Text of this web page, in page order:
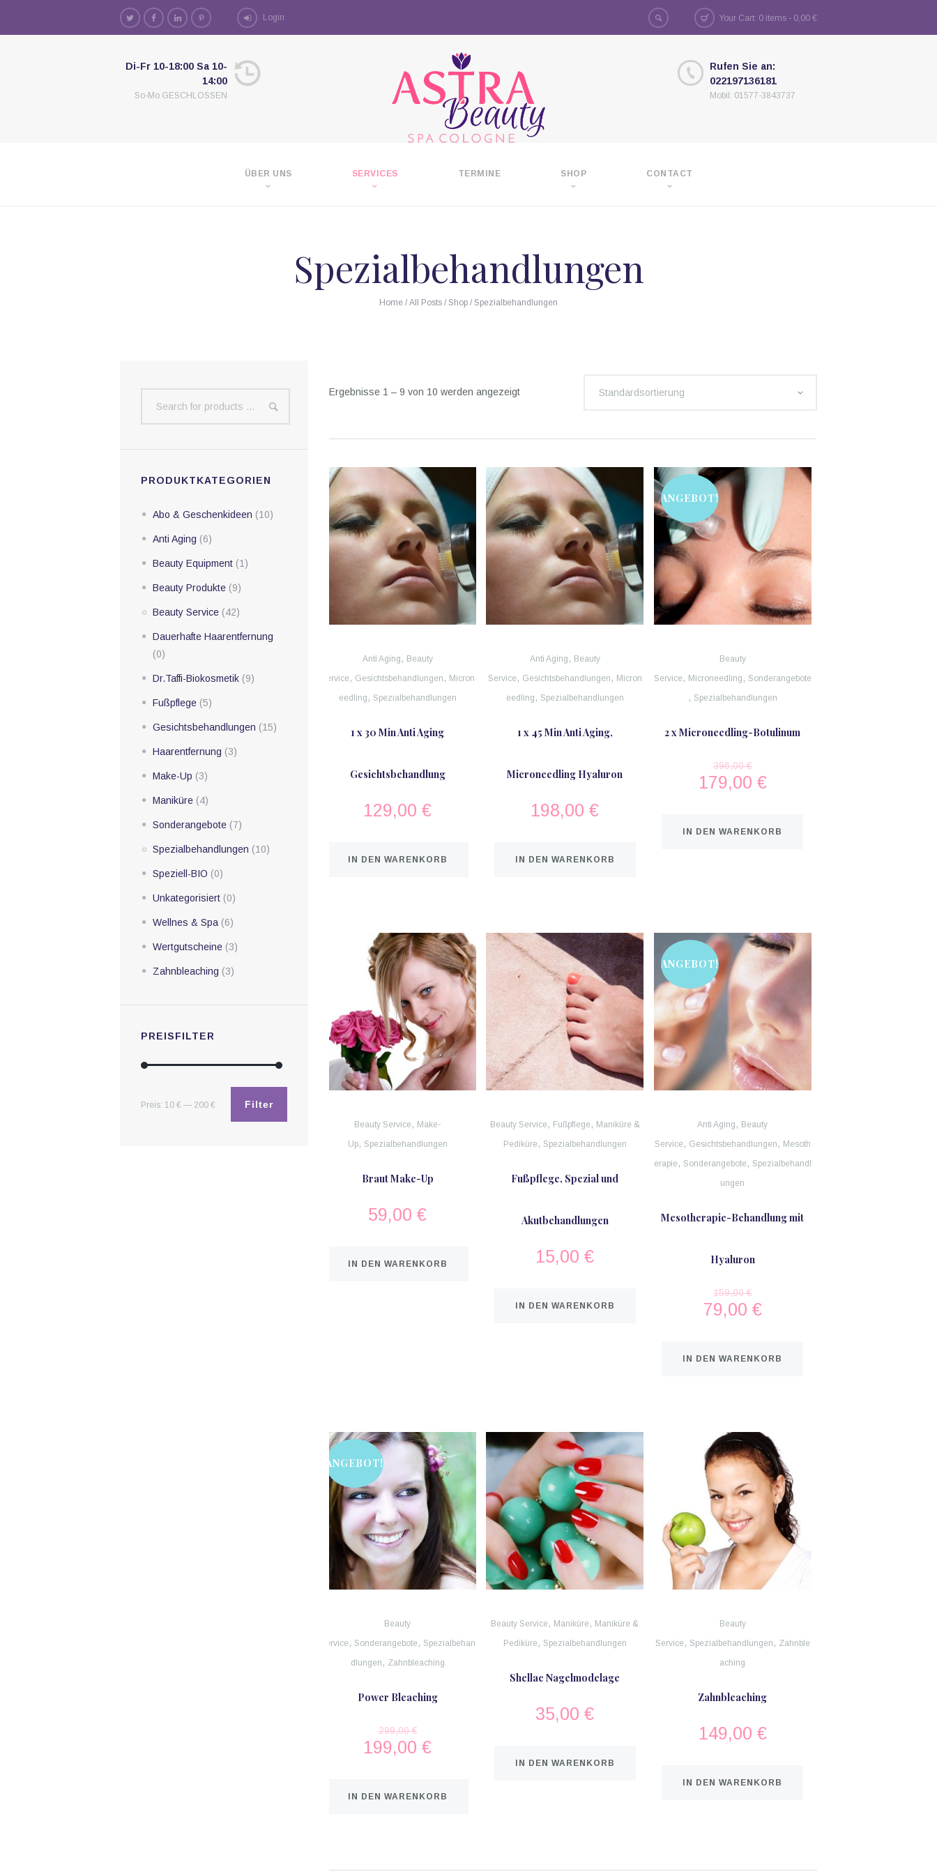
Login Your Cart: 0 items - 0,00 €
Di-Fr 10-18:00 Sa 10-
14:00
So-Mo GESCHLOSSEN
Rufen Sie an:
022197136181
Mobil: 01577-3843737
ÜBER UNS SERVICES TERMINE SHOP CONTACT
Spezialbehandlungen
Home / All Posts / Shop / Spezialbehandlungen
Ergebnisse 1 – 9 von 10 werden angezeigt Standardsortierung
Anti Aging , Beauty
Service, Gesichtsbehandlungen , Micron
eedling , Spezialbehandlungen
1 x 30 Min Anti Aging
Gesichtsbehandlung
129,00 €
IN DEN WARENKORB
Anti Aging , Beauty
Service, Gesichtsbehandlungen , Micron
eedling , Spezialbehandlungen
1 x 45 Min Anti Aging,
Microneedling Hyaluron
198,00€
IN DEN WARENKORB
ANGEBOT!
Beauty
Service, Microneedling , Sonderangebote
, Spezialbehandlungen
2 x Microneedling-Botulinum
396,00€
179,00 €
IN DEN WARENKORB
Beauty Service, Make-
Up, Spezialbehandlungen
Braut Make-Up
59,00 €
IN DEN WARENKORB
Beauty Service, Fußpflege, Maniküre &
Pediküre, Spezialbehandlungen
Fußpflege, Spezial und
Akutbehandlungen
15,00€
IN DEN WARENKORB
ANGEBOT!
Anti Aging , Beauty
Service, Gesichtsbehandlungen , Mesoth
erapie, Sonderangebote, Spezialbehandl
ungen
Mesotherapie-Behandlung mit
Hyaluron
159,00€
79,00 €
IN DEN WARENKORB
ANGEBOT!
Beauty
Service, Sonderangebote, Spezialbehan
dlungen , Zahnbleaching
Power Bleaching
299,00€
199,00 €
IN DEN WARENKORB
Beauty Service, Maniküre, Maniküre &
Pediküre, Spezialbehandlungen
Shellac Nagelmodelage
35,00€
IN DEN WARENKORB
Beauty
Service, Spezialbehandlungen , Zahnble
aching
Zahnbleaching
149,00 €
IN DEN WARENKORB
PRODUKTKATEGORIEN
Abo & Geschenkideen (10)
Anti Aging (6)
Beauty Equipment (1)
Beauty Produkte (9)
Beauty Service (42)
Dauerhafte Haarentfernung
(0)
Dr.Taffi-Biokosmetik (9)
Fußpflege (5)
Gesichtsbehandlungen (15)
Haarentfernung (3)
Make-Up (3)
Maniküre (4)
Sonderangebote (7)
Spezialbehandlungen (10)
Speziell-BIO (0)
Unkategorisiert (0)
Wellnes & Spa (6)
Wertgutscheine (3)
Zahnbleaching (3)
PREISFILTER
Filter
Preis: 10 € — 200 €